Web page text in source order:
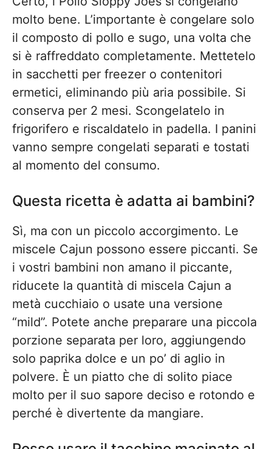
molto bene. L’importante è congelare solo
il composto di pollo e sugo, una volta che
si è raffreddato completamente. Mettetelo
in sacchetti per freezer o contenitori
ermetici, eliminando più aria possibile. Si
conserva per 2 mesi. Scongelatelo in
frigorifero e riscaldatelo in padella. I panini
vanno sempre congelati separati e tostati
al momento del consumo.
Questa ricetta è adatta ai bambini?
Sì, ma con un piccolo accorgimento. Le
miscele Cajun possono essere piccanti. Se
i vostri bambini non amano il piccante,
riducete la quantità di miscela Cajun a
metà cucchiaio o usate una versione
“mild”. Potete anche preparare una piccola
porzione separata per loro, aggiungendo
solo paprika dolce e un po’ di aglio in
polvere. È un piatto che di solito piace
molto per il suo sapore deciso e rotondo e
perché è divertente da mangiare.